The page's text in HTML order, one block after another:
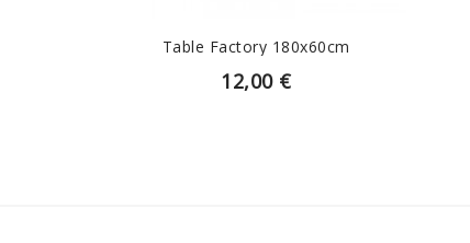
Table Factory 180x60cm
12,00 €